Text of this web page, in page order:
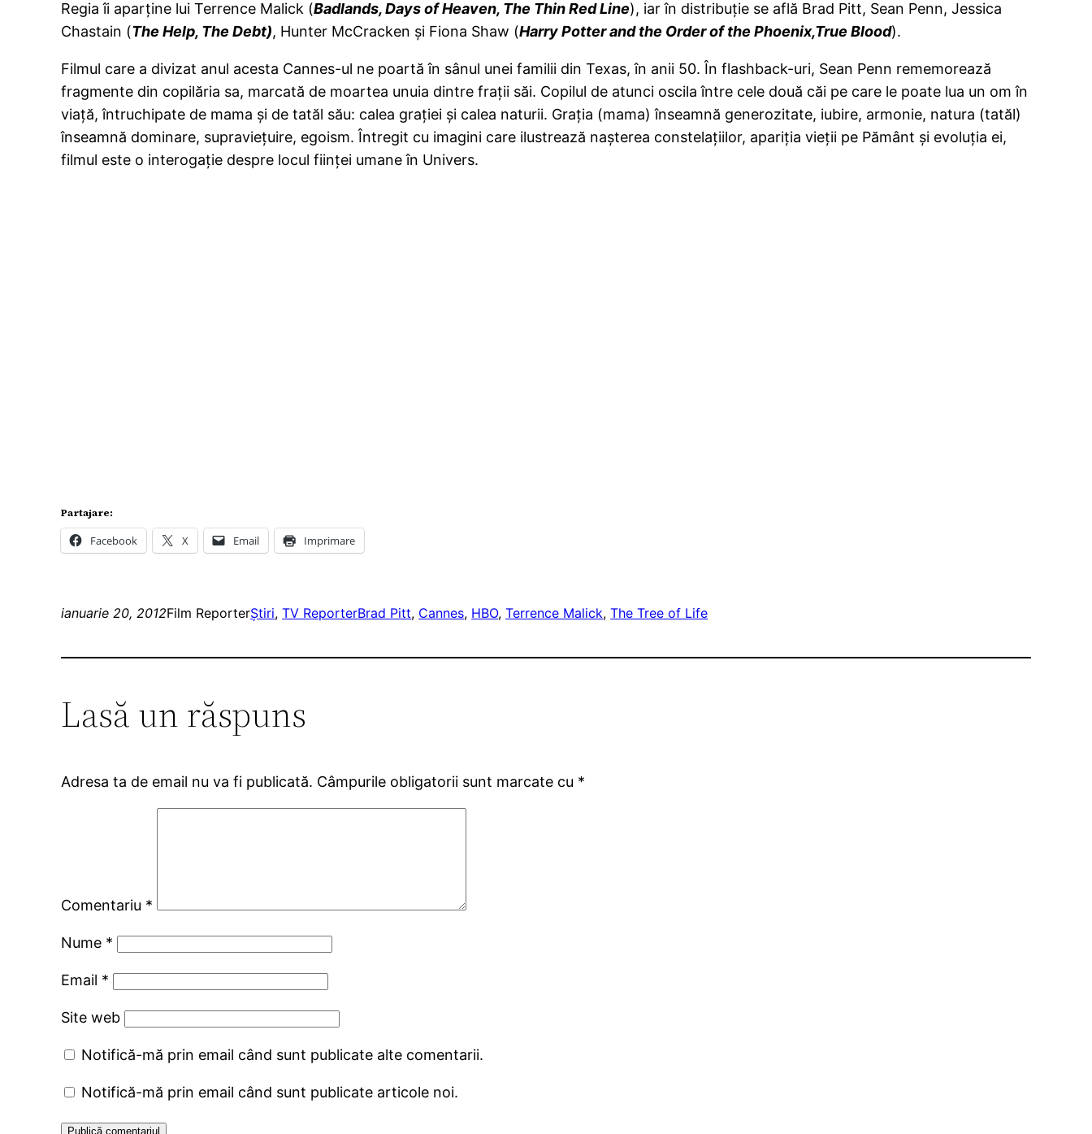
Regia îi aparţine lui Terrence Malick (Badlands, Days of Heaven, The Thin Red Line), iar în distribuţie se află Brad Pitt, Sean Penn, Jessica
Chastain (The Help, The Debt), Hunter McCracken şi Fiona Shaw (Harry Potter and the Order of the Phoenix,True Blood).
Filmul care a divizat anul acesta Cannes-ul ne poartă în sânul unei familii din Texas, în anii 50. În flashback-uri, Sean Penn rememorează
fragmente din copilăria sa, marcată de moartea unuia dintre fraţii săi. Copilul de atunci oscila între cele două căi pe care le poate lua un om în
viaţă, întruchipate de mama şi de tatăl său: calea graţiei şi calea naturii. Graţia (mama) înseamnă generozitate, iubire, armonie, natura (tatăl)
înseamnă dominare, supravieţuire, egoism. Întregit cu imagini care ilustrează naşterea constelaţiilor, apariţia vieţii pe Pământ şi evoluţia ei,
filmul este o interogaţie despre locul fiinţei umane în Univers.
Partajare:
Facebook X Email Imprimare
ianuarie 20, 2012Film ReporterŞtiri, TV ReporterBrad Pitt, Cannes, HBO, Terrence Malick, The Tree of Life
Lasă un răspuns
Adresa ta de email nu va fi publicată. Câmpurile obligatorii sunt marcate cu *
Comentariu *
Nume *
Email *
Site web
Notifică-mă prin email când sunt publicate alte comentarii.
Notifică-mă prin email când sunt publicate articole noi.